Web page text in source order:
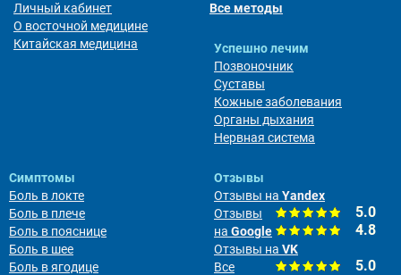
Личный кабинет
О восточной медицине
Китайская медицина
Все методы
Успешно лечим
Позвоночник
Суставы
Кожные заболевания
Органы дыхания
Нервная система
Симптомы
Боль в локте
Боль в плече
Боль в пояснице
Боль в шее
Боль в ягодице
Отзывы
Отзывы на Yandex
5.0
Отзывы
на Google 4.8
Отзывы на VK
5.0
Все